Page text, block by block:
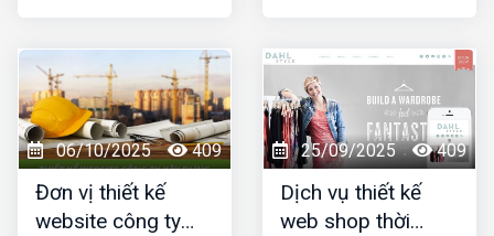
web kiến trúc
chuyên
nghiệp, uy tín ? Vậy thì
hãy theo dõi ngay bài
viết này củaCông ty
HIG.
chuỗi bán lẻ lớn. Một
thiết kế web bán điện
thoạichuyên nghiệp,
ấn tượng và tối ưu hóa
trải nghiệm người dùng
sẽ là cầu nối vững
chắc giữa thương hiệu
06/10/2025 409
Đơn vị thiết kế
website công ty
25/09/2025 409
Dịch vụ thiết kế
web shop thời